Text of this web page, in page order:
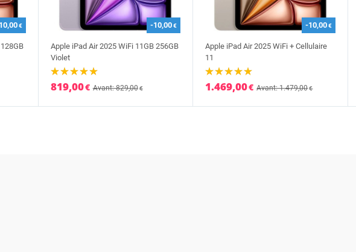
€ -10,00€
Apple iPad Air 2025 WiFi 11GB 256GB
Violet
819,00€ Avant: 829,00€
-10,00€
Apple iPad Air 2025 WiFi + Cellulaire
11
1.469,00€ Avant: 1.479,00€